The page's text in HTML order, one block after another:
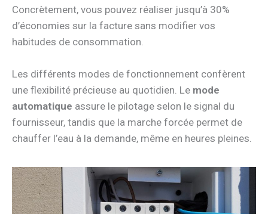
Concrètement, vous pouvez réaliser jusqu’à 30%
d’économies sur la facture sans modifier vos
habitudes de consommation.
Les différents modes de fonctionnement confèrent
une flexibilité précieuse au quotidien. Le mode
automatique assure le pilotage selon le signal du
fournisseur, tandis que la marche forcée permet de
chauffer l’eau à la demande, même en heures pleines.